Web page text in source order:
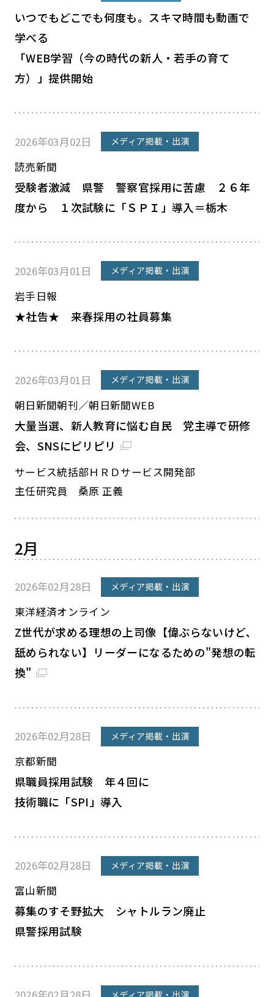
いつでもどこでも何度も。スキマ時間も動画で
学べる
「WEB学習（今の時代の新人・若手の育て
方）」提供開始
2026年03月02日 メディア掲載・出演
読売新聞
受験者激減 県警 警察官採用に苦慮 ２６年
度から １次試験に「ＳＰＩ」導入＝栃木
2026年03月01日 メディア掲載・出演
岩手日報
★社告★ 来春採用の社員募集
2026年03月01日 メディア掲載・出演
朝日新聞朝刊／朝日新聞WEB
大量当選、新人教育に悩む自民 党主導で研修
会、SNSにピリピリ
サービス統括部ＨＲＤサービス開発部
主任研究員 桑原 正義
2月
2026年02月28日 メディア掲載・出演
東洋経済オンライン
Z世代が求める理想の上司像【偉ぶらないけど､
舐められない】リーダーになるための"発想の転
換"
2026年02月28日 メディア掲載・出演
京都新聞
県職員採用試験 年４回に
技術職に「SPI」導入
2026年02月28日 メディア掲載・出演
富山新聞
募集のすそ野拡大 シャトルラン廃止
県警採用試験
メディア掲載・出演